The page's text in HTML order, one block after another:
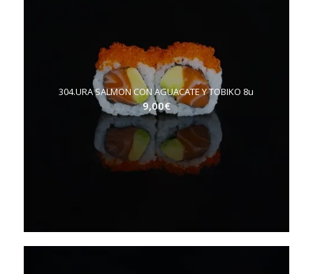
304.URA SALMON CON AGUACATE Y TOBIKO 8u
9,00€